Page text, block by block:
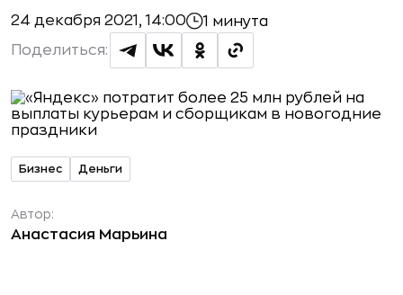
24 декабря 2021, 14:00 1 минута
Поделиться:
Бизнес Деньги
Автор:
Анастасия Марьина